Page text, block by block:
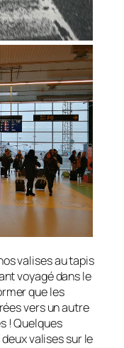
valises au tapis
voyagé dans le
que les
vers un autre
! Quelques
valises sur le